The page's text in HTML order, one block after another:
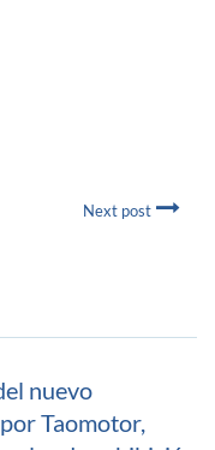
Next post